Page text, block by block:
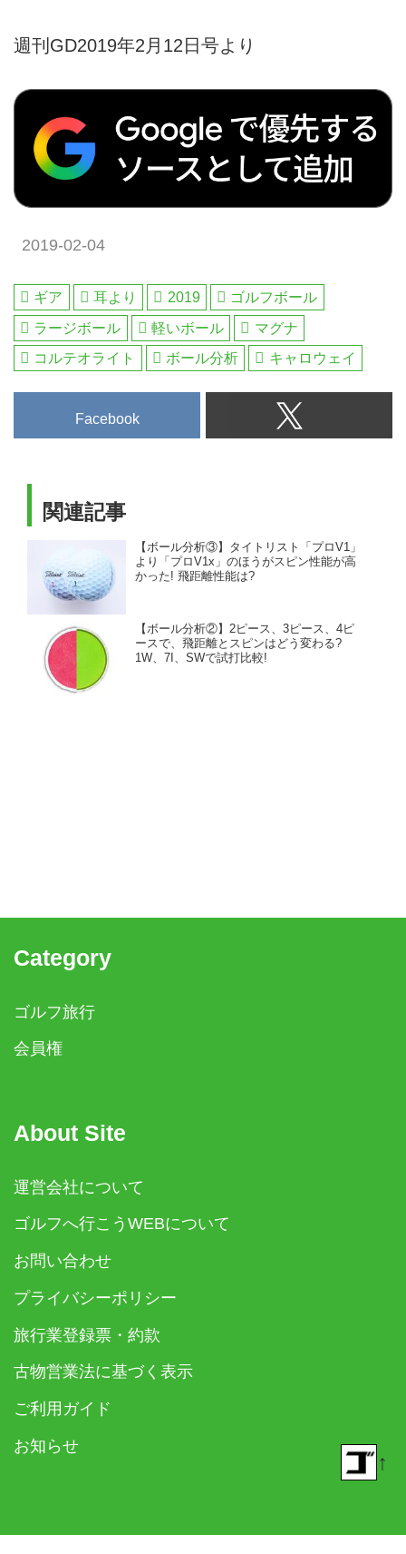
週刊GD2019年2月12日号より
2019-02-04
ギア 耳より 2019
ゴルフボール
ラージボール
軽いボール
マグナ
コルテオライト
ボール分析 キャロウェイ
Facebook
関連記事
【ボール分析③】タイトリスト「プロV1」
より「プロV1x」のほうがスピン性能が高
かった! 飛距離性能は?
【ボール分析②】2ピース、3ピース、4ピ
ースで、飛距離とスピンはどう変わる?
1W、7I、SWで試打比較!
Category
ゴルフ旅行
会員権
About Site
運営会社について
ゴルフへ行こうWEBについて
お問い合わせ
プライバシーポリシー
旅行業登録票・約款
古物営業法に基づく表示
ご利用ガイド
お知らせ
↑